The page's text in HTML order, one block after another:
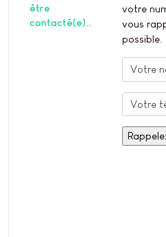
être
contacté(e).
votre
vous
possible.